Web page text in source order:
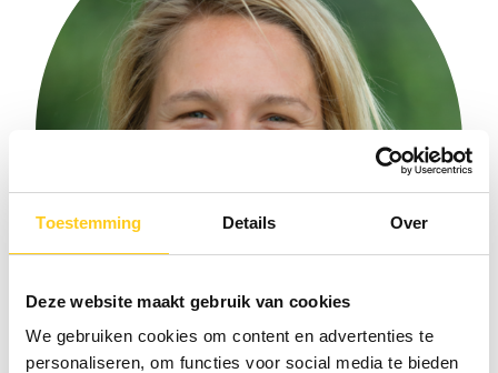
Toestemming Details Over
Deze website maakt gebruik van cookies
We gebruiken cookies om content en advertenties te
personaliseren, om functies voor social media te bieden